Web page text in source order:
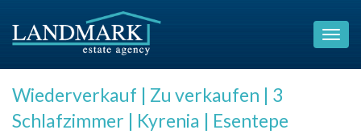
Wiederverkauf | Zu verkaufen | 3
Schlafzimmer | Kyrenia | Esentepe